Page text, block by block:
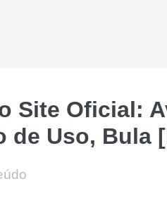
Site Oficial:
Uso, Bula